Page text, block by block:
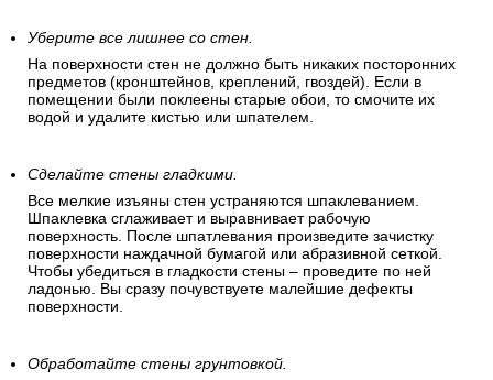
Уберите все лишнее со стен.
На поверхности стен не должно быть никаких посторонних
предметов (кронштейнов, креплений, гвоздей). Если в
помещении были поклеены старые обои, то смочите их
водой и удалите кистью или шпателем.
Сделайте стены гладкими.
Все мелкие изъяны стен устраняются шпаклеванием.
Шпаклевка сглаживает и выравнивает рабочую
поверхность. После шпатлевания произведите зачистку
поверхности наждачной бумагой или абразивной сеткой.
Чтобы убедиться в гладкости стены – проведите по ней
ладонью. Вы сразу почувствуете малейшие дефекты
поверхности.
Обработайте стены грунтовкой.